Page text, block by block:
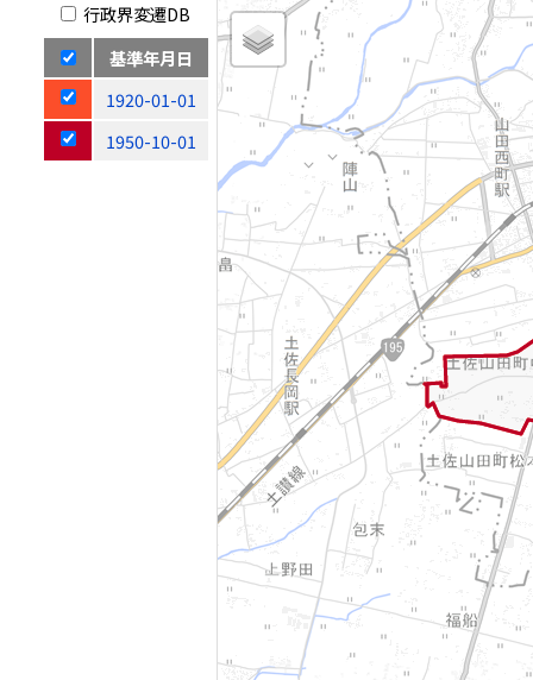
行政界変遷DB
基準年月日
1920-01-01
1950-10-01